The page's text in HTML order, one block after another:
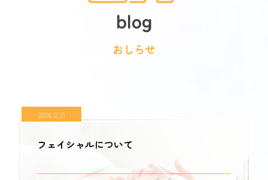
blog
おしらせ
2024.12.21
フェイシャルについて